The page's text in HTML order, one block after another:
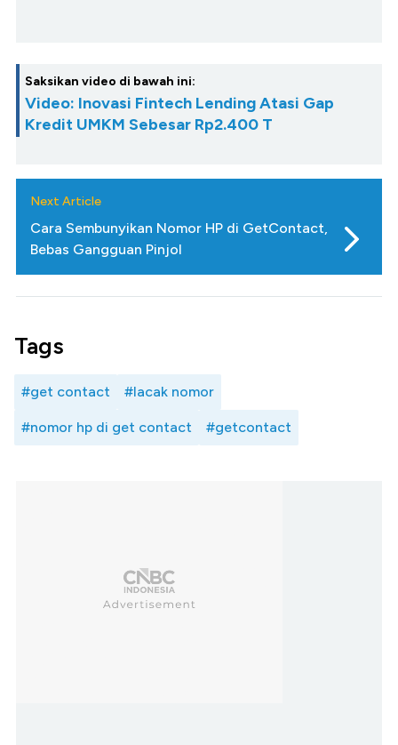
Saksikan video di bawah ini:
Video: Inovasi Fintech Lending Atasi Gap
Kredit UMKM Sebesar Rp2.400 T
Next Article
Cara Sembunyikan Nomor HP di GetContact,
Bebas Gangguan Pinjol
Tags
#get contact #lacak nomor
#nomor hp di get contact #getcontact